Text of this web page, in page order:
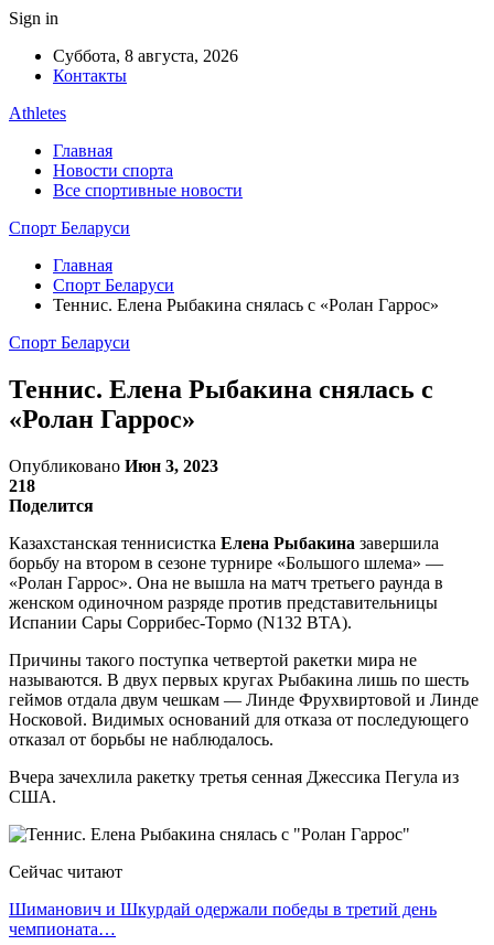
Sign in
Суббота, 8 августа, 2026
Контакты
Athletes
Главная
Новости спорта
Все спортивные новости
Спорт Беларуси
Главная
Спорт Беларуси
Теннис. Елена Рыбакина снялась с «Ролан Гаррос»
Спорт Беларуси
Теннис. Елена Рыбакина снялась с
«Ролан Гаррос»
Опубликовано Июн 3, 2023
218
Поделится
Казахстанская теннисистка Елена Рыбакина завершила
борьбу на втором в сезоне турнире «Большого шлема» —
«Ролан Гаррос». Она не вышла на матч третьего раунда в
женском одиночном разряде против представительницы
Испании Сары Соррибес-Тормо (N132 ВТА).
Причины такого поступка четвертой ракетки мира не
называются. В двух первых кругах Рыбакина лишь по шесть
геймов отдала двум чешкам — Линде Фрухвиртовой и Линде
Носковой. Видимых оснований для отказа от последующего
отказал от борьбы не наблюдалось.
Вчера зачехлила ракетку третья сенная Джессика Пегула из
США.
Сейчас читают
Шиманович и Шкурдай одержали победы в третий день
чемпионата…